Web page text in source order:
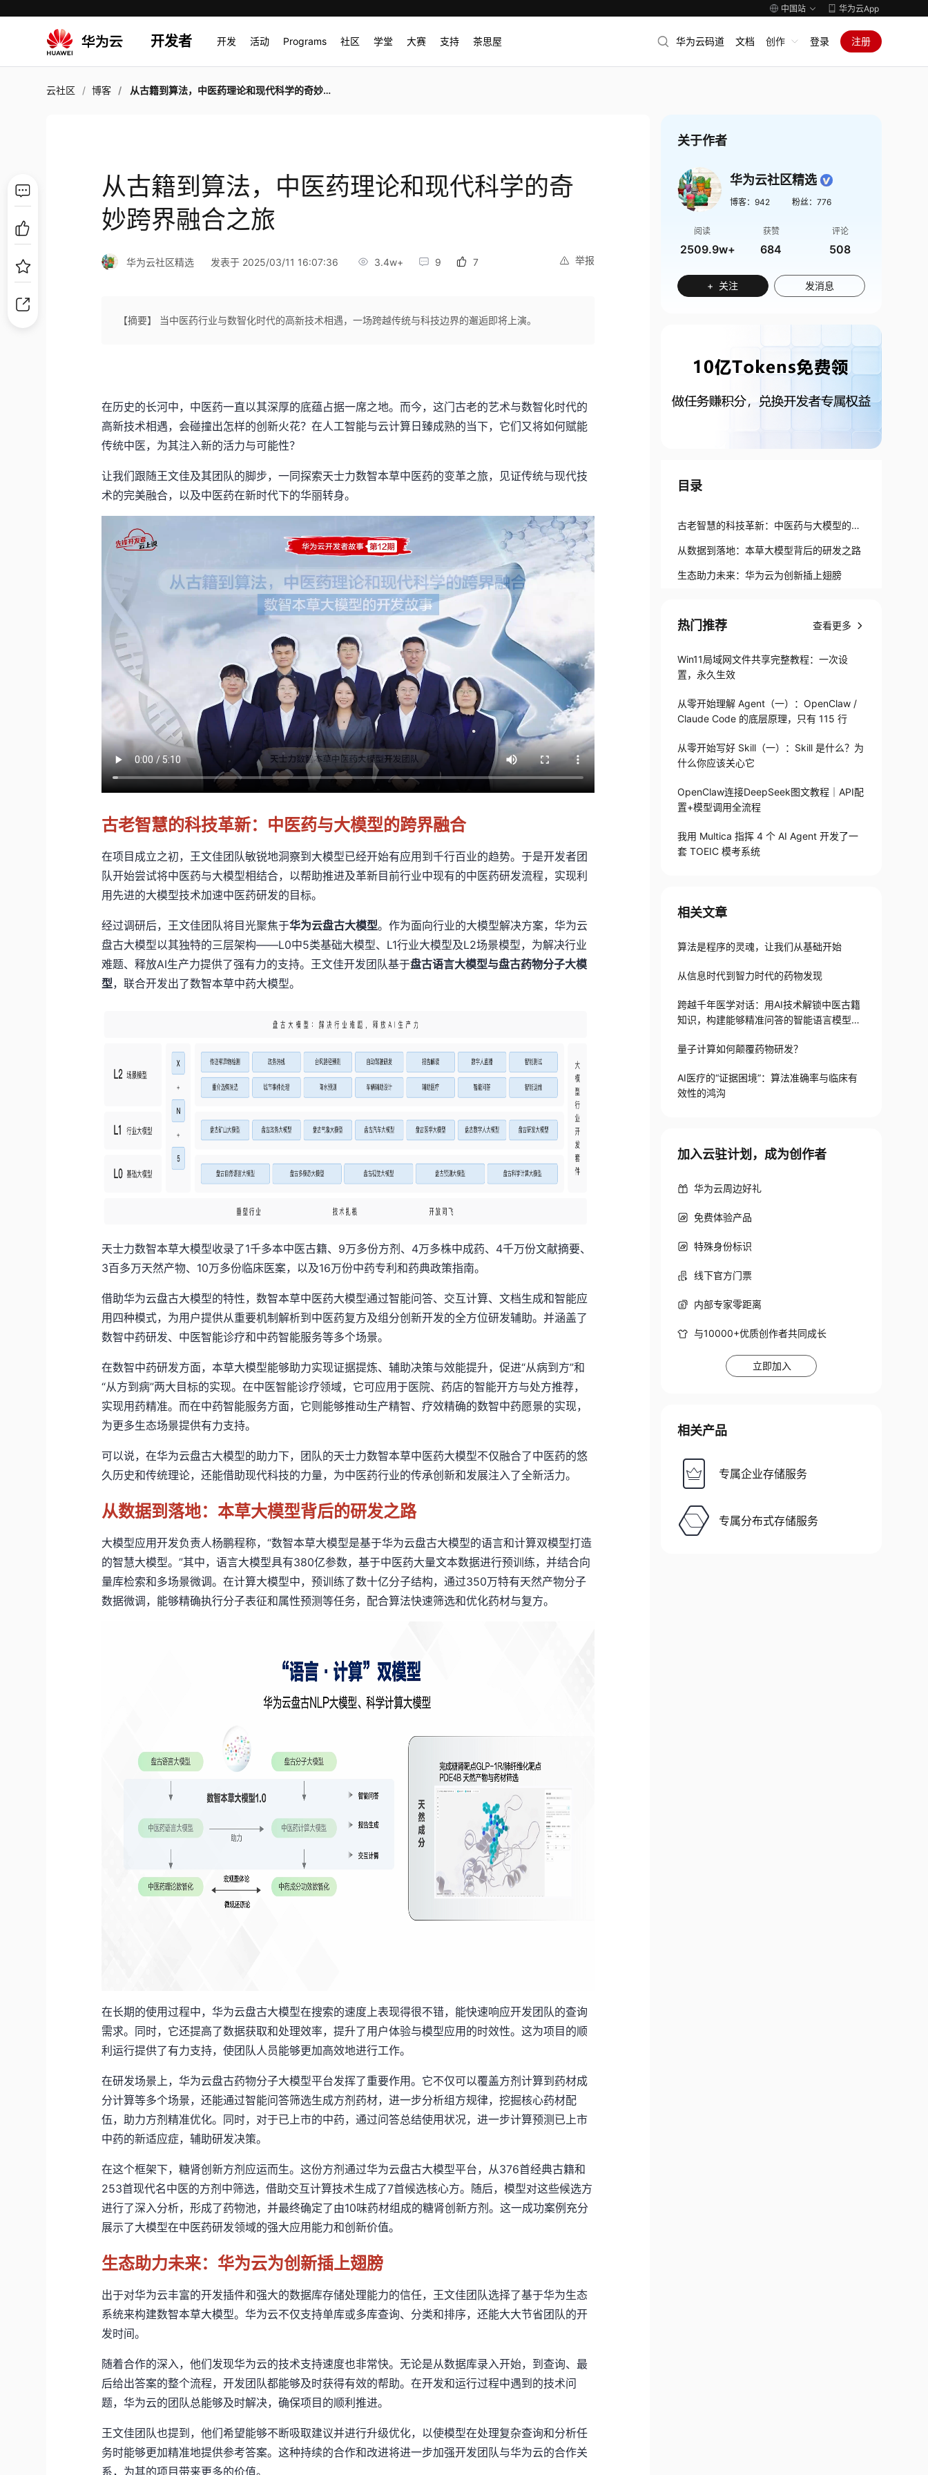
中国站 华为云App
开发者 开发 活动 Programs 社区 学堂 大赛 支持 茶思屋 华为云码道 文档 创作 登录 注册
云社区 博客 从古籍到算法，中医药理论和现代科学的奇妙跨界融合之旅
从古籍到算法，中医药理论和现代科学的奇
妙跨界融合之旅
举报
华为云社区精选 发表于 2025/03/11 16:07:36 3.4w+ 9 7
【摘要】 当中医药行业与数智化时代的高新技术相遇，一场跨越传统与科技边界的邂逅即将上演。
在历史的长河中，中医药一直以其深厚的底蕴占据一席之地。而今，这门古老的艺术与数智化时代的
高新技术相遇，会碰撞出怎样的创新火花？在人工智能与云计算 日臻成熟的当下，它们又将如何赋能
传统中医，为其注入新的活力与可能性？
让我们跟随王文佳及其团队的脚步，一同探索天士力数智本草中医药的变革之旅，见证传统与现代技
术的完美融合，以及中医药在新时代下的华丽转身。
古老智慧的科技革新：中医药与大模型的跨界融合
在项目成立之初，王文佳团队敏锐地洞察到大模型已经开始有应用到千行百业的趋势。于是开发者团
队开始尝试将中医药与大模型相结合， 以帮助推进及革新目前行业中现有的中医药研发流程， 实现利
用先进的大模型技术加速中医药研发的目标。
经过调研后，王文佳团队将目光聚焦于华为云盘古大模型。作为面向行业的大模型解决方案，华为云
盘古大模型以其独特的三层架构——L0中5类基础大模型、L1行业大模型及L2场景模型，为解决行业
难题、释放AI生产力提供了强有力的支持。 王文佳开发团队基于盘古语言大模型与盘古药物分子大模
型，联合开发出了数智本草中药大模型。
天士力数智本草大模型收录了1千多本中医古籍、9万多份方剂、4万多株中成药、4千万份文献摘要、
3百多万天然产物、10万多份临床医案，以及16万份中药专利和药典政策指南。
借助华为云盘古大模型的特性，数智本草中医药大模型通过智能问答、交互计算、文档生成和智能应
用四种模式，为用户提供从重要机制解析到中医药复方及组分创新开发的全方位研发辅助。并涵盖了
数智中药研发、中医智能诊疗和中药智能服务等多个场景。
在数智中药研发方面，本草大模型能够助力实现证据提炼、辅助决策与效能提升，促进“从病到方”和
“从方到病”两大目标的实现。在中医智能诊疗领域，它可应用于医院、药店的智能开方与处方推荐，
实现用药精准。而在中药智能服务方面，它则能够推动生产精智、疗效精确的数智中药愿景的实现，
为更多生态场景提供有力支持。
可以说，在华为云盘古大模型的助力下，团队的天士力数智本草中医药大模型不仅融合了中医药的悠
久历史和传统理论，还能借助现代科技的力量，为中医药行业的传承创新和发展注入了全新活力。
从数据到落地：本草大模型背后的研发之路
大模型应用开发负责人杨鹏程称，“数智本草大模型是基于华为云盘古大模型的语言和计算双模型打造
的智慧大模型。”其中，语言大模型具有380亿参数，基于中医药大量文本数据进行预训练，并结合向
量库检索和多场景微调。在计算大模型中，预训练了数十亿分子结构，通过350万特有天然产物分子
数据微调， 能够精确执行分子表征和属性预测等任务，配合算法快速筛选和优化药材与复方。
在长期的使用过程中，华为云盘古大模型在搜索的速度上表现得很不错，能快速响应开发团队的查询
需求。同时，它还提高了数据获取和处理效率，提升了用户体验与模型应用的时效性。这为项目的顺
利运行提供了有力支持，使团队人员能够更加高效地进行工作。
在研发场景上，华为云盘古药物分子大模型平台发挥了重要作用。它不仅可以覆盖方剂计算到药材成
分计算等多个场景，还能通过智能问答筛选生成方剂药材，进一步分析组方规律，挖掘核心药材配
伍，助力方剂精准优化。 同时， 对于已上市的中药，通过问答总结使用状况，进一步计算预测已上市
中药的新适应症，辅助研发决策。
在这个框架下，糖肾创新方剂 应运而生。这份方剂通过华为云盘古大模型平台，从376首经典古籍和
253首现代名中医的方剂中筛选，借助交互计算技术生成了7首候选核心方。随后，模型对这些候选方
进行了深入分析，形成了药物池，并最终确定了由10味药材组成的糖肾创新方剂。这一成功案例充分
展示了大模型在中医药研发领域的强大应用能力和创新价值。
生态助力未来：华为云为创新插上翅膀
出于对华为云丰富的开发插件和强大的数据库存储处理能力的信任，王文佳团队选择了基于华为生态
系统来构建数智本草大模型。华为云不仅支持单库或多库查询、分类和排序，还能大大节省团队的开
发时间。
随着合作的深入，他们发现华为云的技术支持速度也非常快。无论是从数据库录入开始，到查询、最
后给出答案的整个流程，开发团队都能够及时获得有效的帮助。在开发和运行过程中遇到的技术问
题，华为云的团队总能够及时解决，确保项目的顺利推进。
王文佳团队也提到，他们希望能够不断吸取建议并进行升级优化，以使模型在处理复杂查询和分析任
务时能够更加精准地提供参考答案。这种持续的合作和改进将进一步加强开发团队与华为云的合作关
系，为其的项目带来更多的价值。
关于作者
华为云社区精选
博客： 942 粉丝： 776
阅读
2509.9w+
获赞
684
评论
508
+ 关注 发消息
目录
古老智慧的科技革新：中医药与大模型的跨
界融合
从数据到落地：本草大模型背后的研发之路
生态助力未来：华为云为创新插上翅膀
热门推荐 查看更多
Win11局域网文件共享完整教程：一次设
置，永久生效
从零开始理解 Agent（一）：OpenClaw /
Claude Code 的底层原理，只有 115 行
从零开始写好 Skill（一）：Skill 是什么？为
什么你应该关心它
OpenClaw连接DeepSeek图文教程｜API配
置+模型调用全流程
我用 Multica 指挥 4 个 AI Agent 开发了一
套 TOEIC 模考系统
相关文章
算法是程序的灵魂，让我们从基础开始
从信息时代到智力时代的药物发现
跨越千年医学对话：用AI技术解锁中医古籍
知识，构建能够精准问答的智能语言模型，
量子计算如何颠覆药物研发？
AI医疗的“证据困境”：算法准确率与临床有
效性的鸿沟
加入云驻计划，成为创作者
华为云周边好礼
免费体验产品
特殊身份标识
线下官方门票
内部专家零距离
与10000+优质创作者共同成长
立即加入
相关产品
专属企业存储服务
专属分布式存储服务